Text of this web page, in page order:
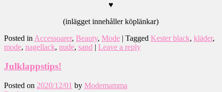
♥
(inlägget innehåller köplänkar)
Posted in Accessoarer, Beauty, Mode | Tagged Kester black, kläder,
mode, nagellack, nude, sand | Leave a reply
Julklappstips!
Posted on 2020/12/01 by Modemamma